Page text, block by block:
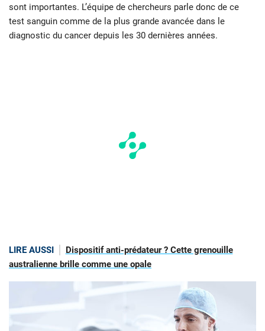
sont importantes. L’équipe de chercheurs parle donc de ce
test sanguin comme de la plus grande avancée dans le
diagnostic du cancer depuis les 30 dernières années.
LIRE AUSSI
Dispositif anti-prédateur ? Cette grenouille
australienne brille comme une opale